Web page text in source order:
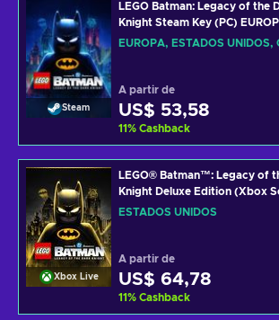
Steam
LEGO Batman: Legacy of the
Knight Steam Key (PC)
AMERICA
EUROPA, ESTADOS UNIDOS,
A partir de
US$ 53,58
11% Cashback
Xbox Live
LEGO® Batman™: Legacy of
Knight Deluxe Edition (Xbox
XBOX LIVE Key UNITED
ESTADOS UNIDOS
A partir de
US$ 64,78
11% Cashback